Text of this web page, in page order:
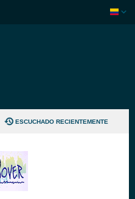
ESCUCHADO RECIENTEMENTE